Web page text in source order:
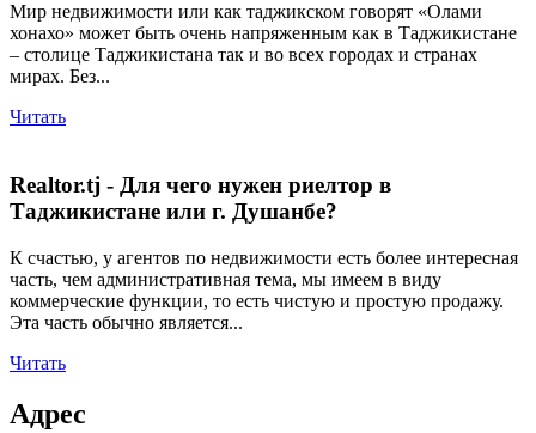
Мир недвижимости или как таджикском говорят «Олами
хонахо» может быть очень напряженным как в Таджикистане
– столице Таджикистана так и во всех городах и странах
мирах. Без...
Читать
Realtor.tj - Для чего нужен риелтор в
Таджикистане или г. Душанбе?
К счастью, у агентов по недвижимости есть более интересная
часть, чем административная тема, мы имеем в виду
коммерческие функции, то есть чистую и простую продажу.
Эта часть обычно является...
Читать
Адрес